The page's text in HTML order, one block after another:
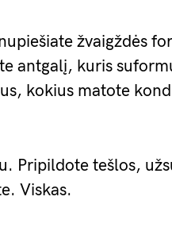
žvaigždės
antgalį, kuris
kokius matote
Pripildote tešlos,
Viskas.